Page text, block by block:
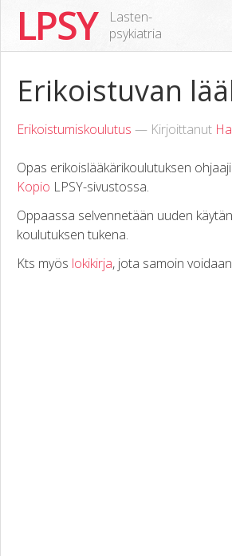
LPSY
Lasten-
psykiatria
Erikoistuvan
Erikoistumiskoulutus — Kirjoittanut
Opas erikoislääkärikoulutuksen
Kopio LPSY-sivustossa.
Oppaassa selvennetään uuden
koulutuksen tukena.
Kts myös lokikirja, jota samoin